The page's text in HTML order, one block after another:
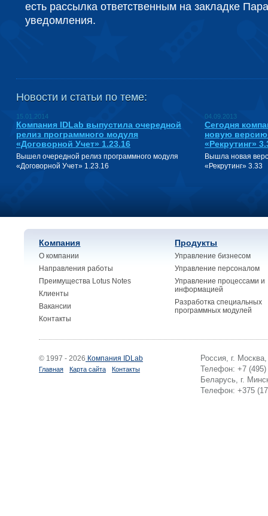
есть рассылка ответственным на закладке
уведомления.
Новости и статьи по теме:
15.01.2014
Компания IDLab выпустила очередной
релиз программного модуля
«Договорной Учет» 1.23.16
Вышел очередной релиз программного модуля
«Договорной Учет» 1.23.16
04.09.2013
Сегодня
новую
«Рекрутинг»
Вышла новая
«Рекрутинг» 3.33
Компания
О компании
Направления работы
Преимущества Lotus Notes
Клиенты
Вакансии
Контакты
Продукты
Управление бизнесом
Управление персоналом
Управление процессами и
информацией
Разработка специальных
программных модулей
© 1997 - 2026 Компания IDLab
Главная Карта сайта Контакты
Россия, г.
Телефон: +7 (495)
Беларусь, г.
Телефон: +375